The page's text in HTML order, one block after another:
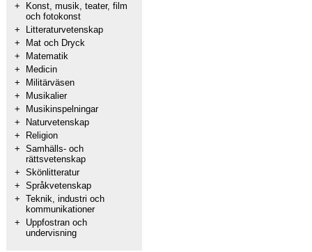
+
Konst, musik, teater, film
och fotokonst
+
Litteraturvetenskap
+
Mat och Dryck
+
Matematik
+
Medicin
+
Militärväsen
+
Musikalier
+
Musikinspelningar
+
Naturvetenskap
+
Religion
+ Samhälls- och
rättsvetenskap
+ Skönlitteratur
+ Språkvetenskap
+ Teknik, industri och
kommunikationer
+
Uppfostran och
undervisning